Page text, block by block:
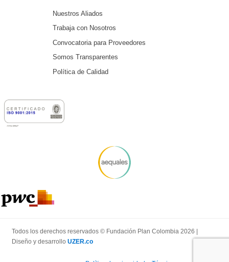
Nuestros Aliados
Trabaja con Nosotros
Convocatoria para Proveedores
Somos Transparentes
Política de Calidad
Todos los derechos reservados © Fundación Plan Colombia 2026 |
Diseño y desarrollo UZER.co